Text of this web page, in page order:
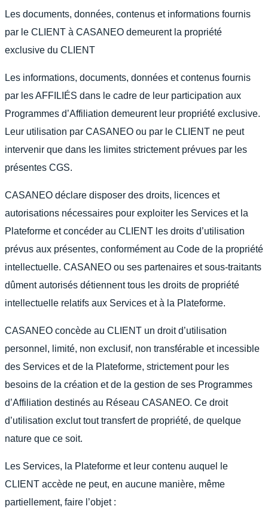
Les documents, données, contenus et informations fournis
par le CLIENT à CASANEO demeurent la propriété
exclusive du CLIENT
Les informations, documents, données et contenus fournis
par les AFFILIÉS dans le cadre de leur participation aux
Programmes d’Affiliation demeurent leur propriété exclusive.
Leur utilisation par CASANEO ou par le CLIENT ne peut
intervenir que dans les limites strictement prévues par les
présentes CGS.
CASANEO déclare disposer des droits, licences et
autorisations nécessaires pour exploiter les Services et la
Plateforme et concéder au CLIENT les droits d’utilisation
prévus aux présentes, conformément au Code de la propriété
intellectuelle. CASANEO ou ses partenaires et sous-traitants
dûment autorisés détiennent tous les droits de propriété
intellectuelle relatifs aux Services et à la Plateforme.
CASANEO concède au CLIENT un droit d’utilisation
personnel, limité, non exclusif, non transférable et incessible
des Services et de la Plateforme, strictement pour les
besoins de la création et de la gestion de ses Programmes
d’Affiliation destinés au Réseau CASANEO. Ce droit
d’utilisation exclut tout transfert de propriété, de quelque
nature que ce soit.
Les Services, la Plateforme et leur contenu auquel le
CLIENT accède ne peut, en aucune manière, même
partiellement, faire l’objet :